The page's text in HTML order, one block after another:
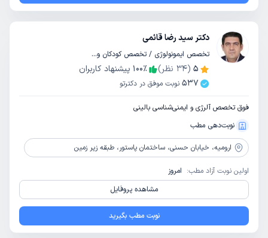
دکتر سید رضا قائمی
تخصص ایمونولوژی / تخصص کودکان و اطفال
5
(
34 نظر) 100٪
پیشنهاد کاربران
537 نوبت موفق در دکترتو
فوق تخصص آلرژی و ایمنی‌شناسی بالینی
نوبت‌دهی مطب
ارومیه، خیابان حسنی، ساختمان پاستور، طبقه زیر زمین
اولین نوبت آزاد مطب: امروز
مشاهده پروفایل
نوبت مطب بگیرید